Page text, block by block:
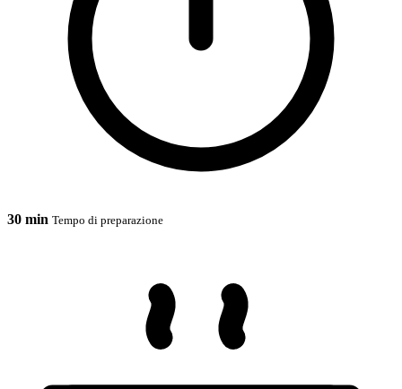
30 min Tempo di preparazione